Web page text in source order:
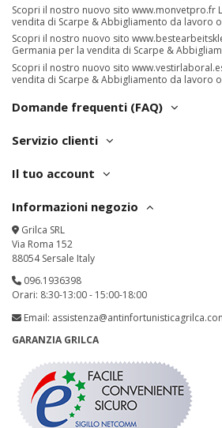
Scopri il nostro nuovo sito www.monvetpro.fr
vendita di Scarpe & Abbigliamento da lavoro
Scopri il nostro nuovo sito
Germania per la vendita di Scarpe &
Scopri il nostro nuovo sito
vendita di Scarpe & Abbigliamento da lavoro
Domande frequenti (FAQ)
Servizio clienti
Il tuo account
Informazioni negozio
Grilca SRL
Via Roma 152
88054 Sersale Italy
096.1936398
Orari: 8:30-13:00 - 15:00-18:00
Email:
GARANZIA GRILCA